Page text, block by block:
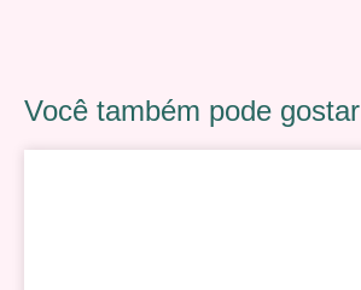
Você também pode gostar